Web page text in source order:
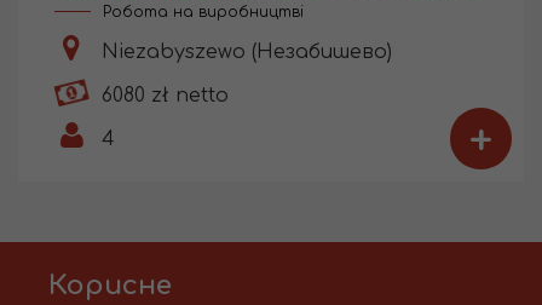
Робота на виробництві
Niezabyszewo (Незабишево)
6080 zł netto
4
+
Корисне